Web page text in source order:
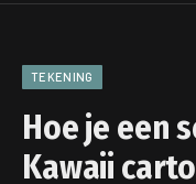
TEKENING
Hoe je een
Kawaii